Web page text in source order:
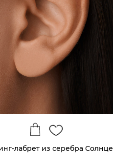
лабрет из серебра Солнце